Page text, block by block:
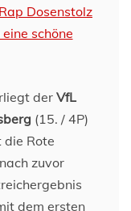
der VfL
(15. / 4P)
die Rote
zuvor
dem ersten